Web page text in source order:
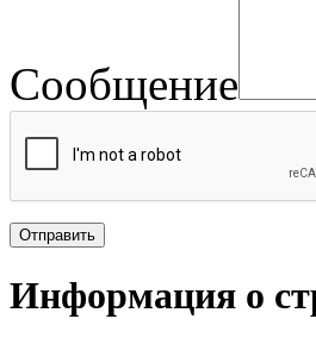
Сообщение
Информация о